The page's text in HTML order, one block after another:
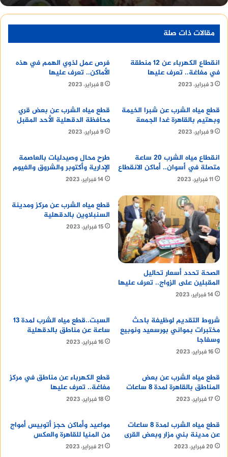
الغردقة اليوم الأحد الموافق 14 يناير 2024، مشمسًا مع
ارتفاع في درجات الحرارة، حيث تبلغ درجة الحرارة
العظمى 27 درجة مئوية، بينما تبلغ درجة الحرارة
تابع :chow chow price
توقعات الطقس في أسوان
تتوقع هيئة الأرصاد الجوية أن يكون الطقس في أسوان
مئوية.
اليوم الأحد الموافق 14 يناير 2024، ويجب ملاحظة أن
هذه التوقعات قد تتغير حسب الأحوال الجوية.
Creative Branding Agency
مقالات ذات صلة
انقطاع الكهرباء عن 12 منطقة
في مغاغة.. تعرف عليها
3 فبراير، 2023
فرص عمل لذوي الهمم في هذه
الأماكن.. تعرف عليها
8 فبراير، 2023
قطع مياه الشرب عن شبرا الخيمة
وبهتيم بالقاهرة غدا الجمعة
9 فبراير، 2023
قطع مياه الشرب عن بعض قري
محافظة الدقهلية الأحد المقبل
9 فبراير، 2023
انقطاع مياه الشرب 20 ساعة
متصلة في أسوان.. أماكن الانقطاع
11 فبراير، 2023
طرح محال وصيدليات بالعاصمة
الإدارية وأكتوبر والشروق والفيوم
14 فبراير، 2023
الصحة تحدد أسعار تحاليل
المقبلين على الزواج.. تعرف عليها
14 فبراير، 2023
قطع مياه الشرب عن مركز ومدينة
السنبلاوين بالدقهلية
15 فبراير، 2023
شروط التقديم لوظيفة باحث
مختبرات بمواني بورسعيد ونوبيع
وسفاجا
16 فبراير، 2023
السبت..قطع مياه الشرب لمدة 13
ساعة عن مناطق بالدقهلية
16 فبراير، 2023
قطع مياه الشرب عن بعض
المناطق بالقاهرة لمدة 8 ساعات
17 فبراير، 2023
قطع الكهرباء عن مناطق في مركز
مغاغة.. تعرف عليها
18 فبراير، 2023
قطع مياه الشرب لمدة 8 ساعات
عن مدينة بني مزار وبعض القرى
20 فبراير، 2023
مواعيد وأماكن حجز أتوبيس أمواج
من المنيا للقاهرة والعكس
21 فبراير، 2023